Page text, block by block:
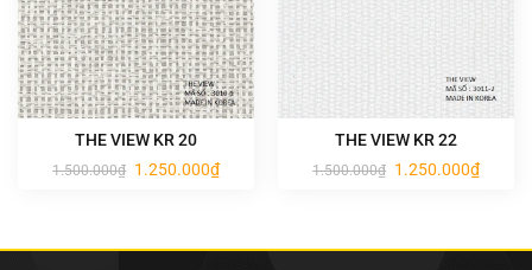
THE VIEW KR 20
1.500.000₫ Giá
1.250.000₫Giá
hiện
THE VIEW KR 22
1.500.000₫ Giá
1.250.000₫Giá
hiện